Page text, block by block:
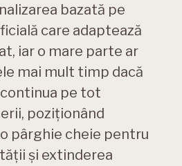
bazată pe
care adaptează
iar o mare parte ar
mai mult timp dacă
pe tot
poziționând
pârghie cheie pentru
și extinderea